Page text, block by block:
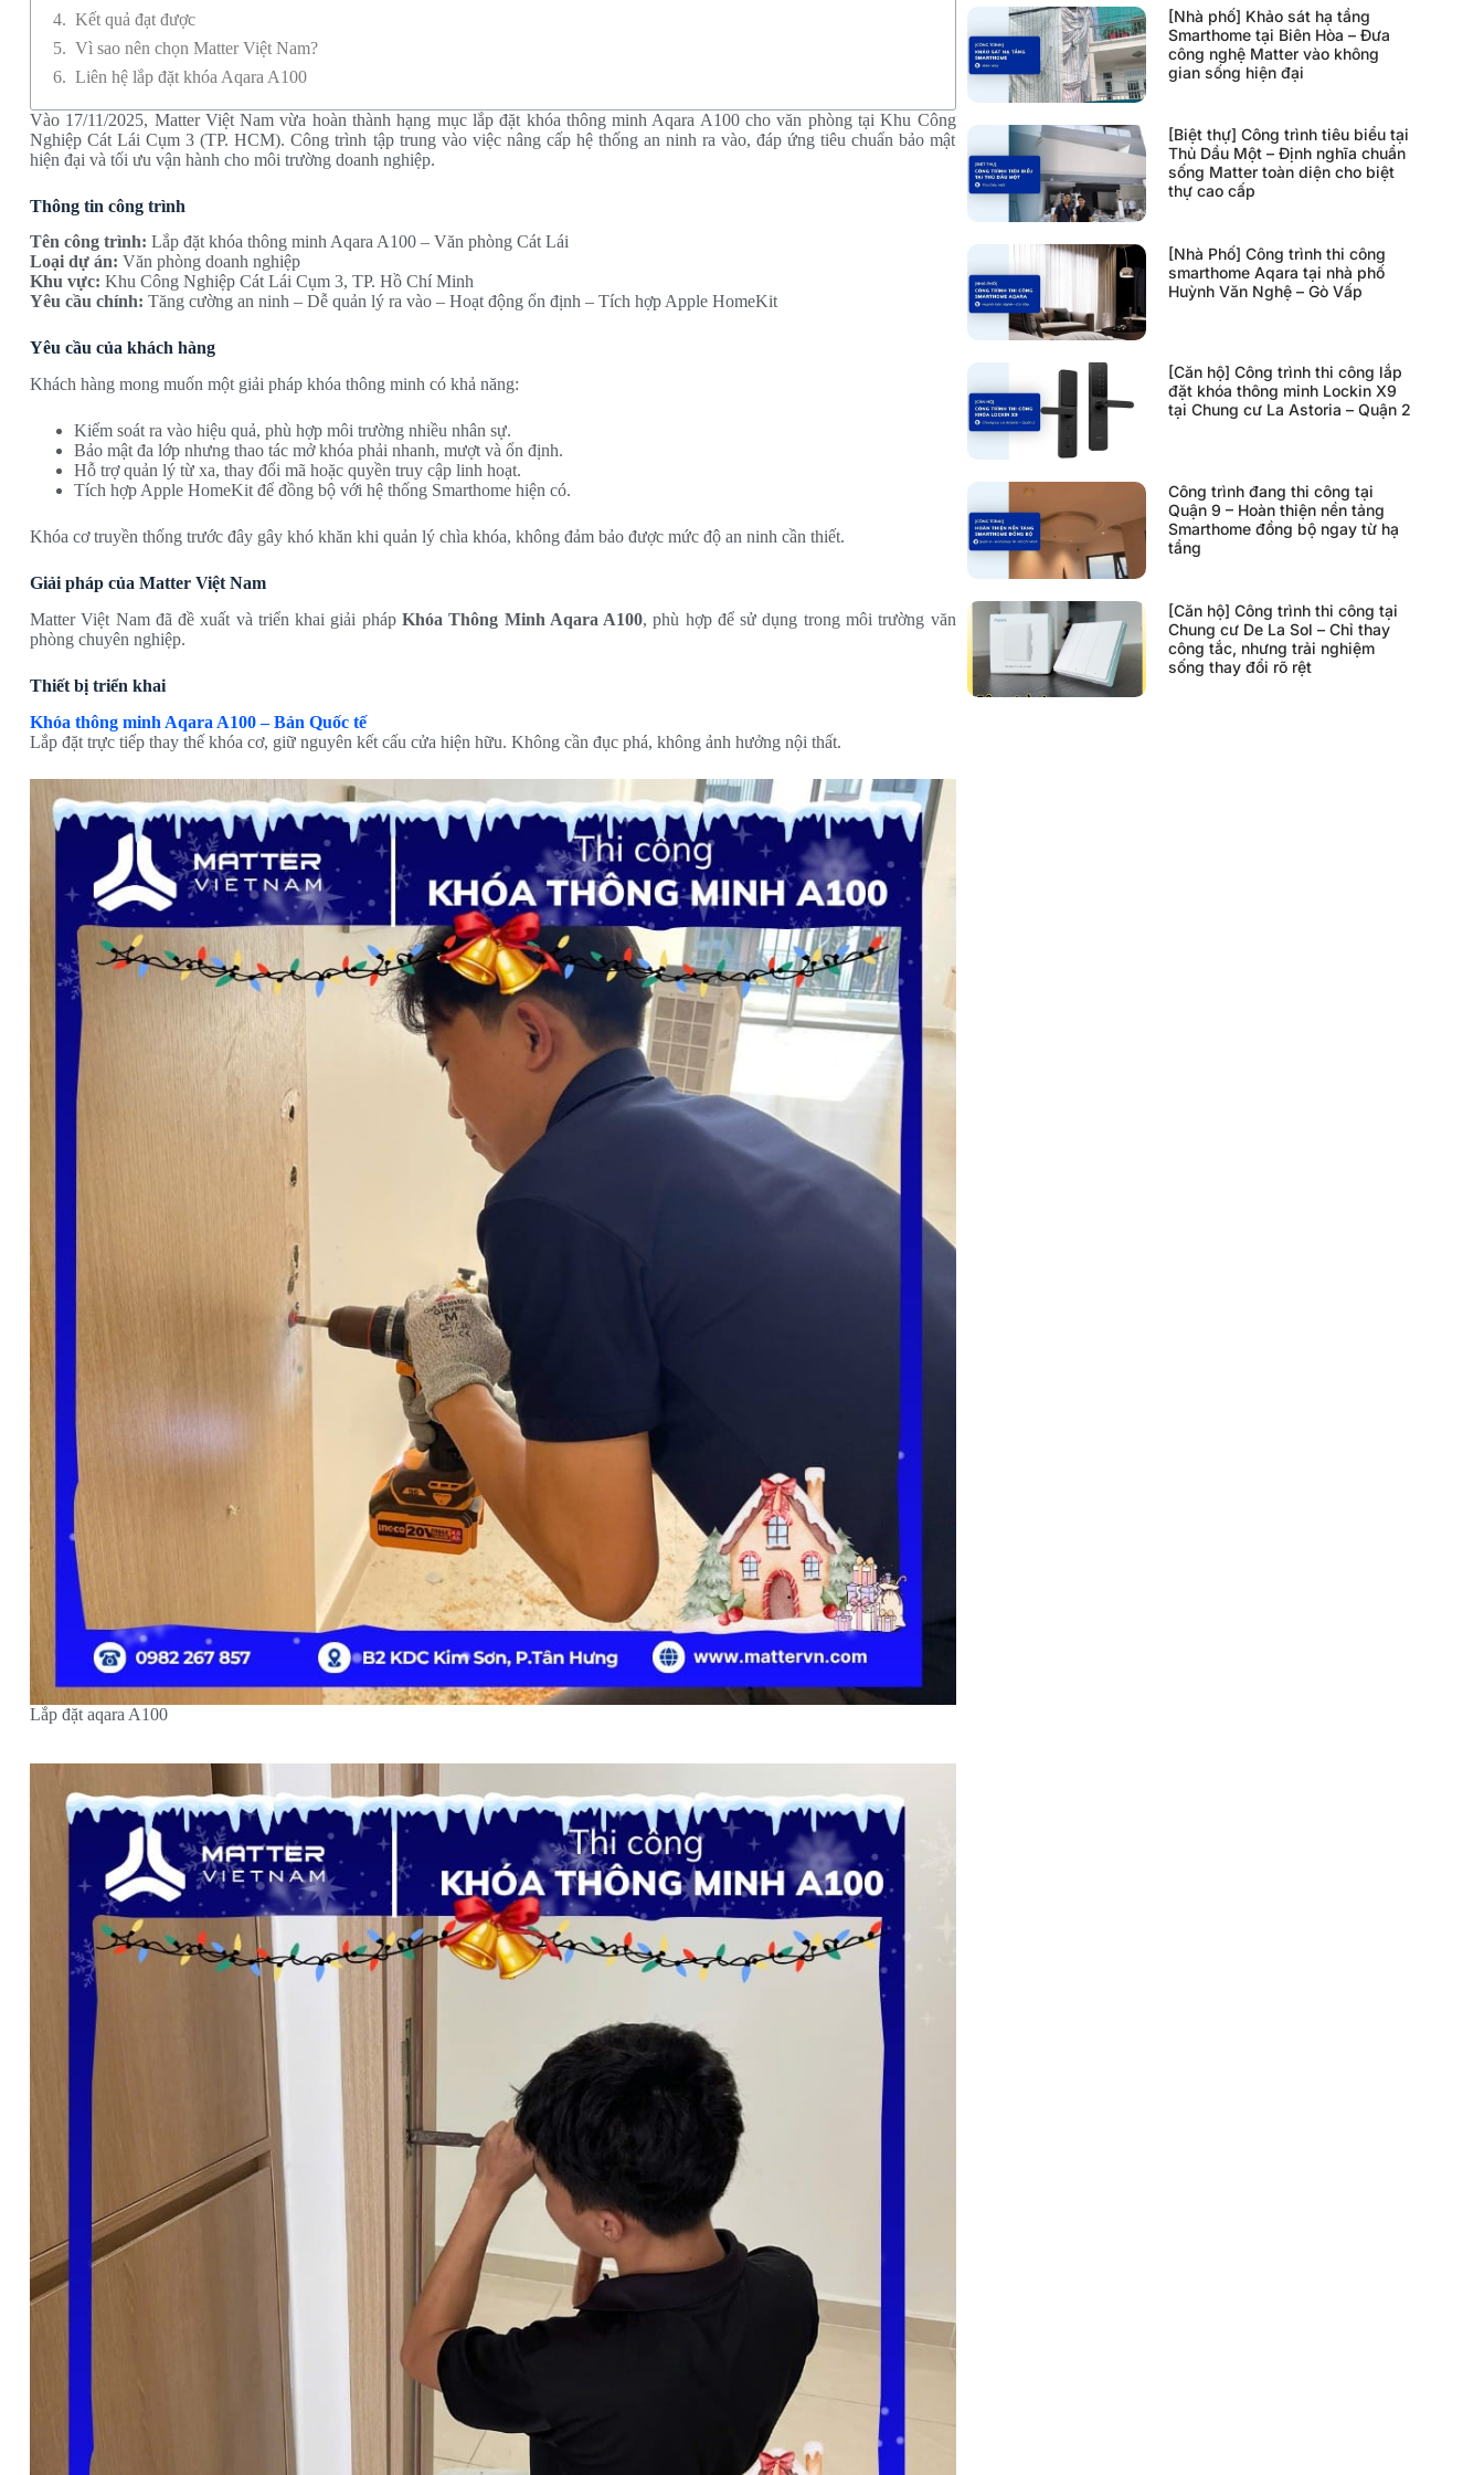
Kết quả đạt được
Vì sao nên chọn Matter Việt Nam?
Liên hệ lắp đặt khóa Aqara A100
Vào 17/11/2025, Matter Việt Nam vừa hoàn thành hạng mục lắp đặt khóa thông minh Aqara A100 cho văn phòng tại Khu Công
Nghiệp Cát Lái Cụm 3 (TP. HCM). Công trình tập trung vào việc nâng cấp hệ thống an ninh ra vào, đáp ứng tiêu chuẩn bảo mật
hiện đại và tối ưu vận hành cho môi trường doanh nghiệp.
Thông tin công trình
Tên công trình: Lắp đặt khóa thông minh Aqara A100 – Văn phòng Cát Lái
Loại dự án: Văn phòng doanh nghiệp
Khu vực: Khu Công Nghiệp Cát Lái Cụm 3, TP. Hồ Chí Minh
Yêu cầu chính: Tăng cường an ninh – Dễ quản lý ra vào – Hoạt động ổn định – Tích hợp Apple HomeKit
Yêu cầu của khách hàng
Khách hàng mong muốn một giải pháp khóa thông minh có khả năng:
Kiểm soát ra vào hiệu quả, phù hợp môi trường nhiều nhân sự.
Bảo mật đa lớp nhưng thao tác mở khóa phải nhanh, mượt và ổn định.
Hỗ trợ quản lý từ xa, thay đổi mã hoặc quyền truy cập linh hoạt.
Tích hợp Apple HomeKit để đồng bộ với hệ thống Smarthome hiện có.
Khóa cơ truyền thống trước đây gây khó khăn khi quản lý chìa khóa, không đảm bảo được mức độ an ninh cần thiết.
Giải pháp của Matter Việt Nam
Matter Việt Nam đã đề xuất và triển khai giải pháp Khóa Thông Minh Aqara A100, phù hợp để sử dụng trong môi trường văn
phòng chuyên nghiệp.
Thiết bị triển khai
Khóa thông minh Aqara A100 – Bản Quốc tế
Lắp đặt trực tiếp thay thế khóa cơ, giữ nguyên kết cấu cửa hiện hữu. Không cần đục phá, không ảnh hưởng nội thất.
Lắp đặt aqara A100
[Nhà phố] Khảo sát hạ tầng
Smarthome tại Biên Hòa – Đưa
công nghệ Matter vào không
gian sống hiện đại
[Biệt thự] Công trình tiêu biểu tại
Thủ Dầu Một – Định nghĩa chuẩn
sống Matter toàn diện cho biệt
thự cao cấp
[Nhà Phố] Công trình thi công
smarthome Aqara tại nhà phố
Huỳnh Văn Nghệ – Gò Vấp
[Căn hộ] Công trình thi công lắp
đặt khóa thông minh Lockin X9
tại Chung cư La Astoria – Quận 2
Công trình đang thi công tại
Quận 9 – Hoàn thiện nền tảng
Smarthome đồng bộ ngay từ hạ
tầng
[Căn hộ] Công trình thi công tại
Chung cư De La Sol – Chỉ thay
công tắc, nhưng trải nghiệm
sống thay đổi rõ rệt